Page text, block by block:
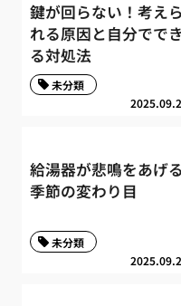
鍵が回らない！考えら
れる原因と自分ででき
る対処法
未分類
給湯器が悲鳴をあげる
季節の変わり目
未分類